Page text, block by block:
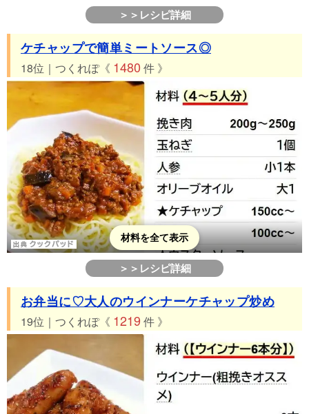
＞＞レシピ詳細
ケチャップで簡単ミートソース◎
18位｜つくれぽ《 1480 件 》
材料を全て表示
＞＞レシピ詳細
お弁当に♡大人のウインナーケチャップ炒め
19位｜つくれぽ《 1219 件 》